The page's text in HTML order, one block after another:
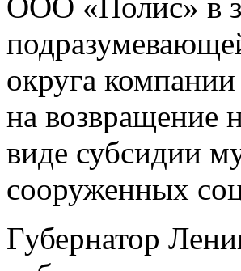
округа
на возвращение
виде субсидии
сооруженных
Губернатор